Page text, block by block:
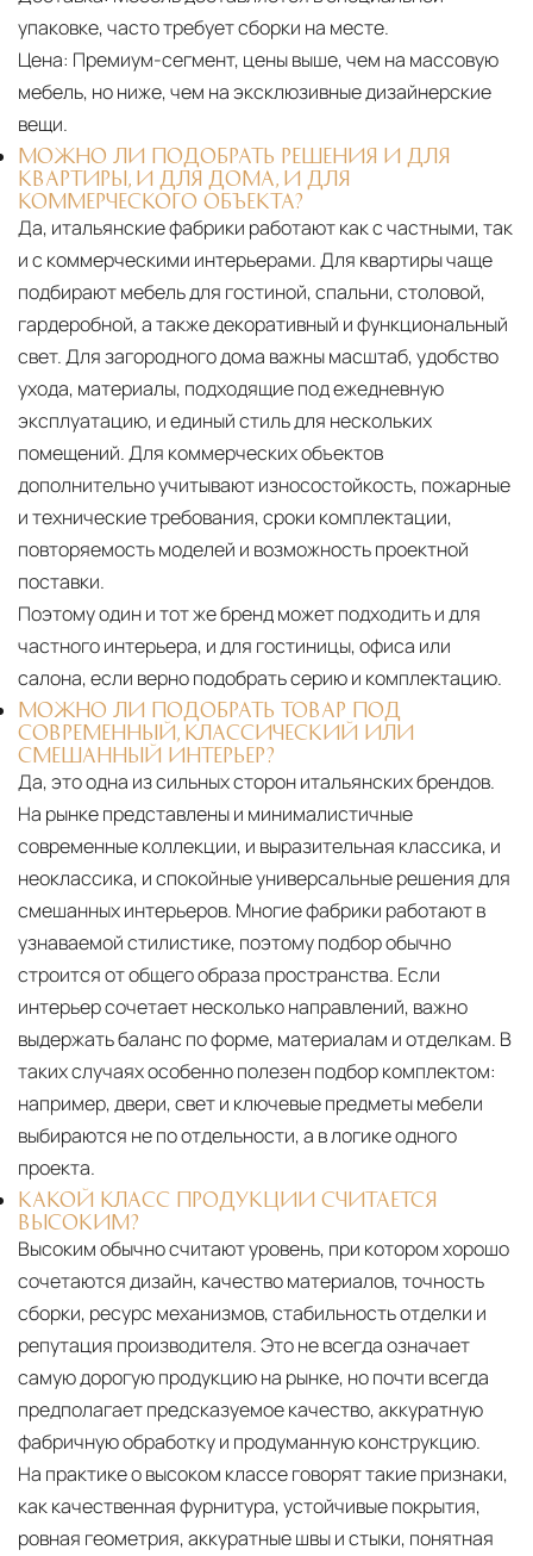
упаковке, часто требует сборки на месте.
Цена: Премиум-сегмент, цены выше, чем на массовую
мебель, но ниже, чем на эксклюзивные дизайнерские
вещи.
МОЖНО ЛИ ПОДОБРАТЬ РЕШЕНИЯ И ДЛЯ
КВАРТИРЫ, И ДЛЯ ДОМА, И ДЛЯ
КОММЕРЧЕСКОГО ОБЪЕКТА?
Да, итальянские фабрики работают как с частными, так
и с коммерческими интерьерами. Для квартиры чаще
подбирают мебель для гостиной, спальни, столовой,
гардеробной, а также декоративный и функциональный
свет. Для загородного дома важны масштаб, удобство
ухода, материалы, подходящие под ежедневную
эксплуатацию, и единый стиль для нескольких
помещений. Для коммерческих объектов
дополнительно учитывают износостойкость, пожарные
и технические требования, сроки комплектации,
повторяемость моделей и возможность проектной
поставки.
Поэтому один и тот же бренд может подходить и для
частного интерьера, и для гостиницы, офиса или
салона, если верно подобрать серию и комплектацию.
МОЖНО ЛИ ПОДОБРАТЬ ТОВАР ПОД
СОВРЕМЕННЫЙ, КЛАССИЧЕСКИЙ ИЛИ
СМЕШАННЫЙ ИНТЕРЬЕР?
Да, это одна из сильных сторон итальянских брендов.
На рынке представлены и минималистичные
современные коллекции, и выразительная классика, и
неоклассика, и спокойные универсальные решения для
смешанных интерьеров. Многие фабрики работают в
узнаваемой стилистике, поэтому подбор обычно
строится от общего образа пространства. Если
интерьер сочетает несколько направлений, важно
выдержать баланс по форме, материалам и отделкам. В
таких случаях особенно полезен подбор комплектом:
например, двери, свет и ключевые предметы мебели
выбираются не по отдельности, а в логике одного
проекта.
КАКОЙ КЛАСС ПРОДУКЦИИ СЧИТАЕТСЯ
ВЫСОКИМ?
Высоким обычно считают уровень, при котором хорошо
сочетаются дизайн, качество материалов, точность
сборки, ресурс механизмов, стабильность отделки и
репутация производителя. Это не всегда означает
самую дорогую продукцию на рынке, но почти всегда
предполагает предсказуемое качество, аккуратную
фабричную обработку и продуманную конструкцию.
На практике о высоком классе говорят такие признаки,
как качественная фурнитура, устойчивые покрытия,
ровная геометрия, аккуратные швы и стыки, понятная